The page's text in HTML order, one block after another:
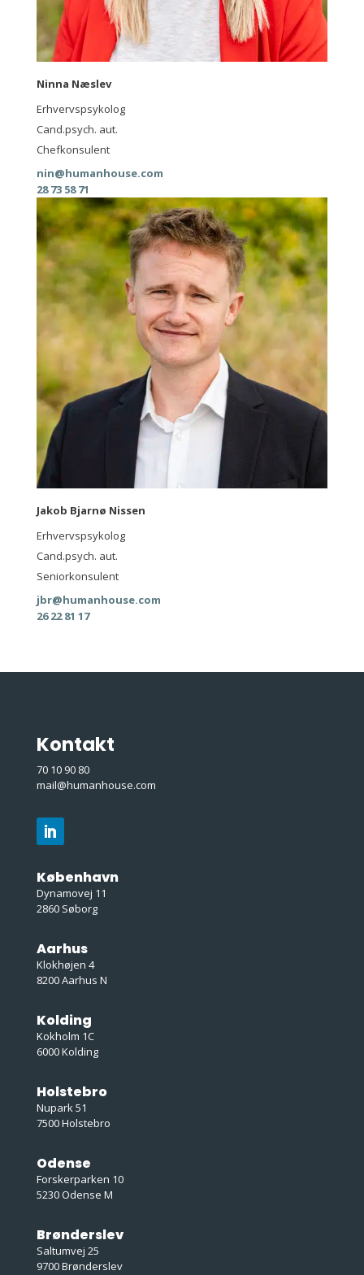
Jakob Bjarnø Nissen
Erhvervspsykolog
Cand.psych. aut.
Seniorkonsulent
jbr@humanhouse.com
26 22 81 17
Ninna Næslev
Erhvervspsykolog
Cand.psych. aut.
Chefkonsulent
nin@humanhouse.com
28 73 58 71
Kontakt
70 10 90 80
mail@humanhouse.com
København
Dynamovej 11
2860 Søborg
Aarhus
Klokhøjen 4
8200 Aarhus N
Kolding
Kokholm 1C
6000 Kolding
Holstebro
Nupark 51
7500 Holstebro
Odense
Forskerparken 10
5230 Odense M
Brønderslev
Saltumvej 25
9700 Brønderslev